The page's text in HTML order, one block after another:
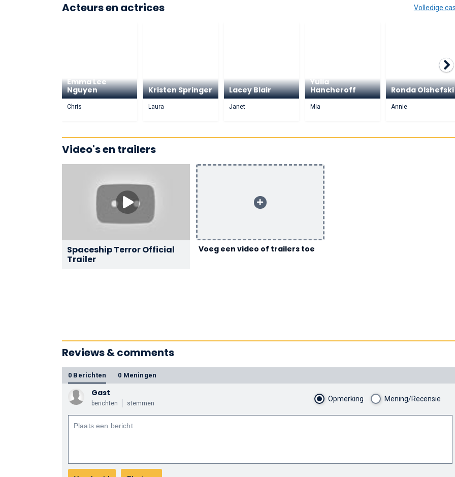
Volledige
Acteurs en actrices
Emma Lee
Nguyen
Chris
Kristen Springer
Laura
Lacey Blair
Janet
Yulia
Hancheroff
Mia
Ronda Olshefski
Annie
Video's en trailers
Spaceship Terror Official
Trailer
Voeg een video of trailers toe
Reviews & comments
0 Berichten 0 Meningen
Gast
berichten stemmen
Opmerking Mening/Recensie